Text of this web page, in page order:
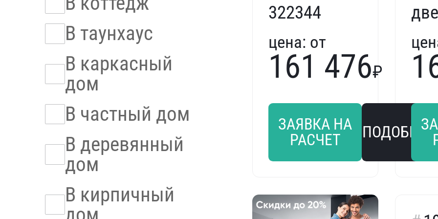
В таунхаус
В каркасный
дом
В частный дом
В деревянный
дом
В кирпичный
322344
цена: от
161 476₽
ЗАЯВКА НА
РАСЧЕТ